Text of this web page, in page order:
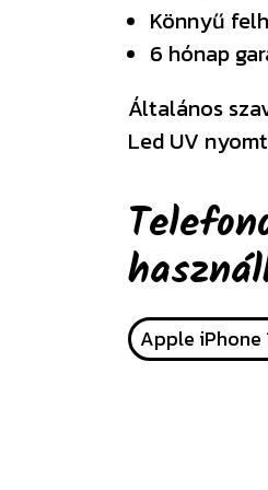
Könnyű
6 hónap
Általános
Led UV
Apple iPhone